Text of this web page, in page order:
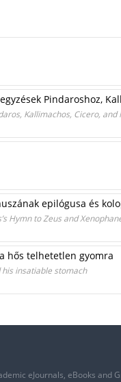
Pindaroshoz,
Kallimachos, Cicero,
epilógusa és
Hymn to Zeus and
hős telhetetlen gyomra
insatiable stomach
eJournals, eBooks and